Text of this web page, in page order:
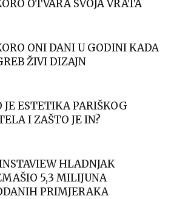
OTVARA SVOJA VRATA
ONI DANI U GODINI KADA
ŽIVI DIZAJN
JE ESTETIKA PARIŠKOG
I ZAŠTO JE IN?
HLADNJAK
5,3 MILIJUNA
PRIMJERAKA